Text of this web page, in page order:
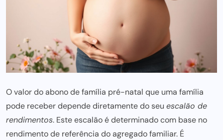
O valor do abono de família pré-natal que uma família
pode receber depende diretamente do seu escalão de
rendimentos. Este escalão é determinado com base no
rendimento de referência do agregado familiar. É